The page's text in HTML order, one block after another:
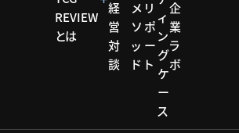
REVIEW
とは
経
営
対
談
メ
ソ
ッ
ド
リ
ポ
ー
ト
ィ
ン
グ
ケ
ー
ス
企
業
ラ
ボ
会社
研究リポー
ヘルス